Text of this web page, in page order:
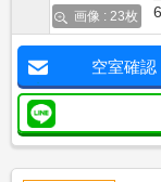
画像 : 23枚
空室確認